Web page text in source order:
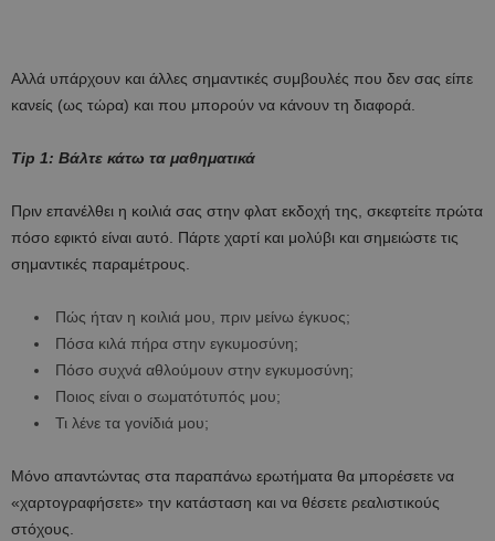
Αλλά υπάρχουν και άλλες σημαντικές συμβουλές που δεν σας είπε
κανείς (ως τώρα) και που μπορούν να κάνουν τη διαφορά.
Tip 1: Βάλτε κάτω τα μαθηματικά
Πριν επανέλθει η κοιλιά σας στην φλατ εκδοχή της, σκεφτείτε πρώτα
πόσο εφικτό είναι αυτό. Πάρτε χαρτί και μολύβι και σημειώστε τις
σημαντικές παραμέτρους.
Πώς ήταν η κοιλιά μου, πριν μείνω έγκυος;
Πόσα κιλά πήρα στην εγκυμοσύνη;
Πόσο συχνά αθλούμουν στην εγκυμοσύνη;
Ποιος είναι ο σωματότυπός μου;
Τι λένε τα γονίδιά μου;
Μόνο απαντώντας στα παραπάνω ερωτήματα θα μπορέσετε να
«χαρτογραφήσετε» την κατάσταση και να θέσετε ρεαλιστικούς
στόχους.